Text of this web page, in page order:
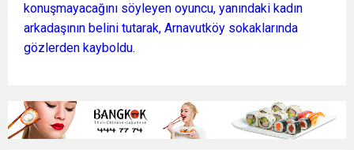
konuşmayacağını söyleyen oyuncu, yanındaki kadın
arkadaşının belini tutarak, Arnavutköy sokaklarında
gözlerden kayboldu.